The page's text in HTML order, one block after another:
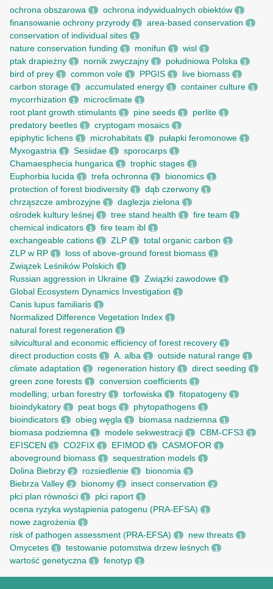
ochrona obszarowa 1 ochrona indywidualnych obiektów 1
finansowanie ochrony przyrody 1 area-based conservation 1
conservation of individual sites 1
nature conservation funding 1 monifun 1 wisl 1
ptak drapieżny 1 nornik zwyczajny 1 południowa Polska 1
bird of prey 1 common vole 1 PPGIS 1 live biomass 1
carbon storage 1 accumulated energy 1 container culture 1
mycorrhization 1 microclimate 1
root рlant growth stimulants 1 pine seeds 1 perlite 1
predatory beetles 1 cryptogam mosaics 1
epiphytic lichens 1 microhabitats 1 pułapki feromonowe 1
Myxogastria 1 Sesiidae 1 sporocarps 1
Chamaesphecia hungarica 1 trophic stages 1
Euphorbia lucida 1 trefa ochronna 1 bionomics 1
protection of forest biodiversity 1 dąb czerwony 1
chrząszcze ambrozyjne 1 daglezja zielona 1
ośrodek kultury leśnej 1 tree stand health 1 fire team 1
chemical indicators 1 fire team ibl 1
exchangeable cations 1 ZLP 1 total organic carbon 1
ZLP w RP 1 loss of above-ground forest biomass 1
Związek Leśników Polskich 1
Russian aggression in Ukraine 1 Związki zawodowe 1
Global Ecosystem Dynamics Investigation 1
Canis lupus familiaris 1
Normalized Difference Vegetation Index 1
natural forest regeneration 1
silvicultural and economic efficiency of forest recovery 1
direct production costs 1 A. alba 1 outside natural range 1
climate adaptation 1 regeneration history 1 direct seeding 1
green zone forests 1 conversion coefficients 1
modelling; urban forestry 1 torfowiska 1 fitopatogeny 1
bioindykatory 1 peat bogs 1 phytopathogens 1
bioindicators 1 obieg węgla 1 biomasa nadziemna 1
biomasa podziemna 1 modele sekwestracji 1 CBM-CFS3 1
EFISCEN 1 CO2FIX 1 EFIMOD 1 CASMOFOR 1
aboveground biomass 1 sequestration models 1
Dolina Biebrzy 2 rozsiedlenie 3 bionomia 3
Biebrza Valley 2 bionomy 2 insect conservation 2
płci plan równości 1 płci raport 1
ocena ryzyka wystąpienia patogenu (PRA-EFSA) 1
nowe zagrożenia 1
risk of pathogen assessment (PRA-EFSA) 1 new threats 1
Omycetes 1 testowanie potomstwa drzew leśnych 1
wartość genetyczna 1 fenotyp 1